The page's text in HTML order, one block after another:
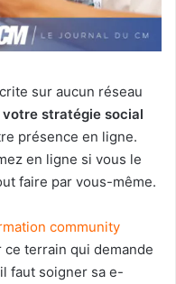
sur aucun réseau
votre stratégie social
présence en ligne.
en ligne si vous le
faire par vous-même.
community
ce terrain qui demande
faut soigner sa e-